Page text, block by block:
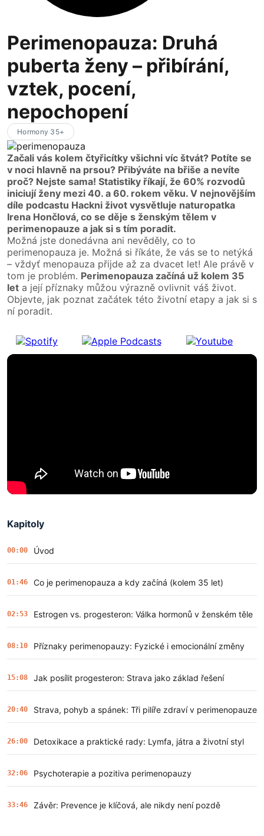
Perimenopauza: Druhá
puberta ženy – přibírání,
vztek, pocení,
nepochopení
Hormony 35+
Začali vás kolem čtyřicítky všichni víc štvát? Potíte se
v noci hlavně na prsou? Přibýváte na břiše a nevíte
proč? Nejste sama! Statistiky říkají, že 60% rozvodů
iniciují ženy mezi 40. a 60. rokem věku. V nejnovějším
díle podcastu Hackni život vysvětluje naturopatka
Irena Hončlová, co se děje s ženským tělem v
perimenopauze a jak si s tím poradit.
Možná jste donedávna ani nevěděly, co to
perimenopauza je. Možná si říkáte, že vás se to netýká
– vždyť menopauza přijde až za dvacet let! Ale právě v
tom je problém. Perimenopauza začíná už kolem 35
let a její příznaky můžou výrazně ovlivnit váš život.
Objevte, jak poznat začátek této životní etapy a jak si s
ní poradit.
Kapitoly
00:00 Úvod
01:46 Co je perimenopauza a kdy začíná (kolem 35 let)
02:53 Estrogen vs. progesteron: Válka hormonů v ženském těle
08:10 Příznaky perimenopauzy: Fyzické i emocionální změny
15:08 Jak posílit progesteron: Strava jako základ řešení
20:40 Strava, pohyb a spánek: Tři pilíře zdraví v perimenopauze
26:00 Detoxikace a praktické rady: Lymfa, játra a životní styl
32:06 Psychoterapie a pozitiva perimenopauzy
33:46 Závěr: Prevence je klíčová, ale nikdy není pozdě